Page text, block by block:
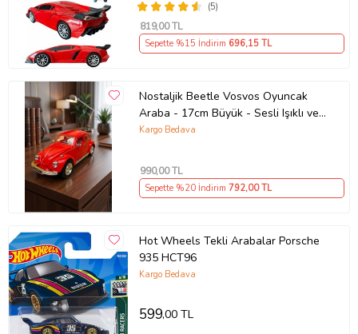
(5)
819,00 TL
Sepette %15 İndirim 696,15 TL
Nostaljik Beetle Vosvos Oyuncak
Araba - 17cm Büyük - Sesli Işıklı ve
Sürtmeli - Kırmızı Model Araba
Kargo Bedava
990,00 TL
Sepette %20 İndirim 792,00 TL
Hot Wheels Tekli Arabalar Porsche
935 HCT96
Kargo Bedava
599,00 TL